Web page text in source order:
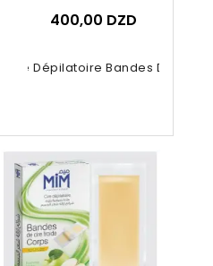
Cire Dépilatoire Bandes De Cire...
400,00 DZD